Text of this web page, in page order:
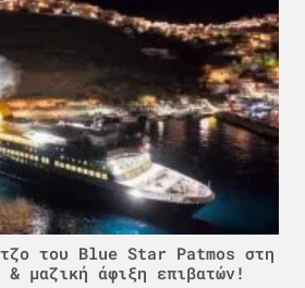
του Blue Star Patmos στη
μαζική άφιξη επιβατών!